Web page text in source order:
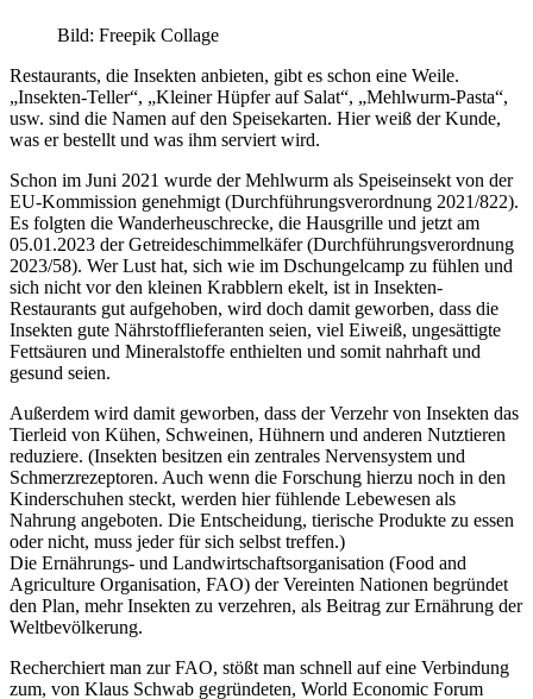
Bild: Freepik Collage
Restaurants, die Insekten anbieten, gibt es schon eine Weile.
„Insekten-Teller“, „Kleiner Hüpfer auf Salat“, „Mehlwurm-Pasta“,
usw. sind die Namen auf den Speisekarten. Hier weiß der Kunde,
was er bestellt und was ihm serviert wird.
Schon im Juni 2021 wurde der Mehlwurm als Speiseinsekt von der
EU-Kommission genehmigt (Durchführungsverordnung 2021/822).
Es folgten die Wanderheuschrecke, die Hausgrille und jetzt am
05.01.2023 der Getreideschimmelkäfer (Durchführungsverordnung
2023/58). Wer Lust hat, sich wie im Dschungelcamp zu fühlen und
sich nicht vor den kleinen Krabblern ekelt, ist in Insekten-
Restaurants gut aufgehoben, wird doch damit geworben, dass die
Insekten gute Nährstofflieferanten seien, viel Eiweiß, ungesättigte
Fettsäuren und Mineralstoffe enthielten und somit nahrhaft und
gesund seien.
Außerdem wird damit geworben, dass der Verzehr von Insekten das
Tierleid von Kühen, Schweinen, Hühnern und anderen Nutztieren
reduziere. (Insekten besitzen ein zentrales Nervensystem und
Schmerzrezeptoren. Auch wenn die Forschung hierzu noch in den
Kinderschuhen steckt, werden hier fühlende Lebewesen als
Nahrung angeboten. Die Entscheidung, tierische Produkte zu essen
oder nicht, muss jeder für sich selbst treffen.)
Die Ernährungs- und Landwirtschaftsorganisation (Food and
Agriculture Organisation, FAO) der Vereinten Nationen begründet
den Plan, mehr Insekten zu verzehren, als Beitrag zur Ernährung der
Weltbevölkerung.
Recherchiert man zur FAO, stößt man schnell auf eine Verbindung
zum, von Klaus Schwab gegründeten, World Economic Forum